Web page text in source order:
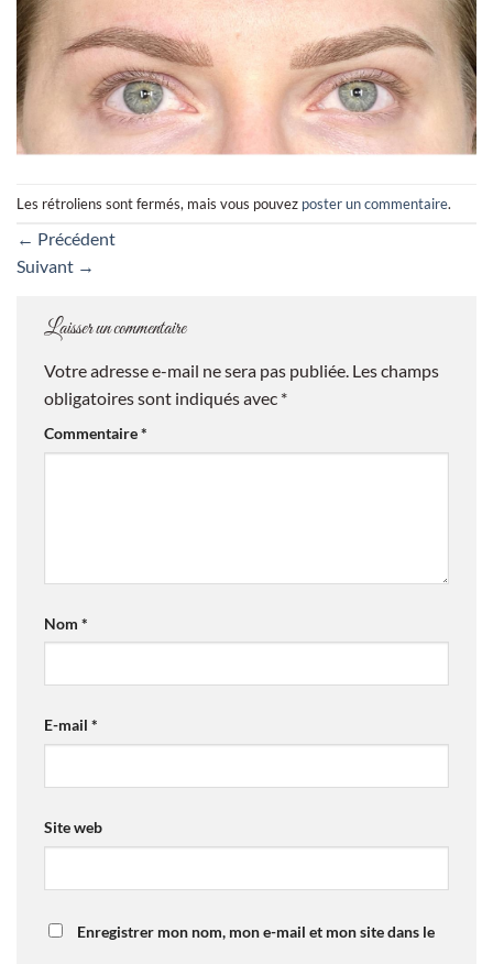
Les rétroliens sont fermés, mais vous pouvez poster un commentaire.
← Précédent
Suivant →
Laisser un commentaire
Votre adresse e-mail ne sera pas publiée. Les champs
obligatoires sont indiqués avec *
Commentaire*
Nom *
E-mail *
Site web
Enregistrer mon nom, mon e-mail et mon site dans le